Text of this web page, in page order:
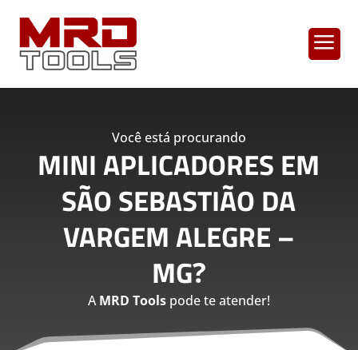
a
Você está procurando
MINI APLICADORES EM
SÃO SEBASTIÃO DA
VARGEM ALEGRE –
MG?
AMRD Toolspode te atender!